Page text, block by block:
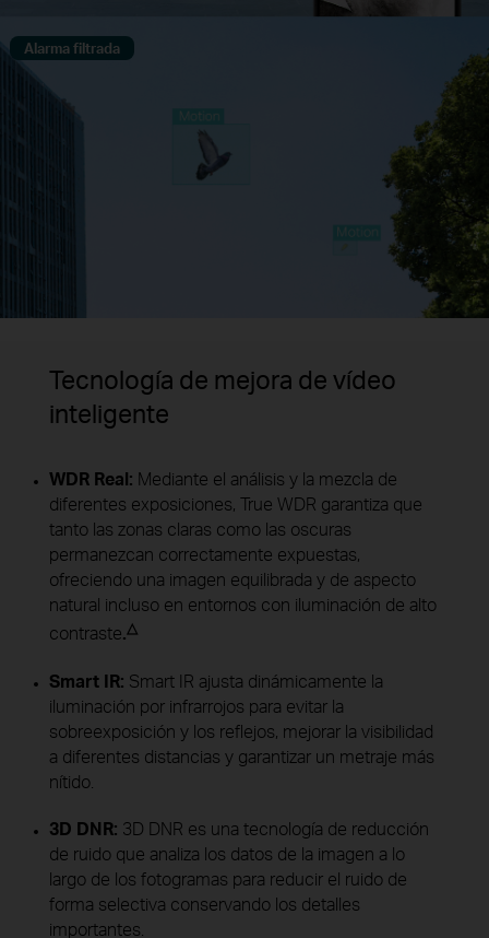
Alarma filtrada
Tecnología de mejora de vídeo
inteligente
WDR Real: Mediante el análisis y la mezcla de
diferentes exposiciones, True WDR garantiza que
tanto las zonas claras como las oscuras
permanezcan correctamente expuestas,
ofreciendo una imagen equilibrada y de aspecto
natural incluso en entornos con iluminación de alto
contraste.△
Smart IR: Smart IR ajusta dinámicamente la
iluminación por infrarrojos para evitar la
sobreexposición y los reflejos, mejorar la visibilidad
a diferentes distancias y garantizar un metraje más
nítido.
3D DNR: 3D DNR es una tecnología de reducción
de ruido que analiza los datos de la imagen a lo
largo de los fotogramas para reducir el ruido de
forma selectiva conservando los detalles
importantes.